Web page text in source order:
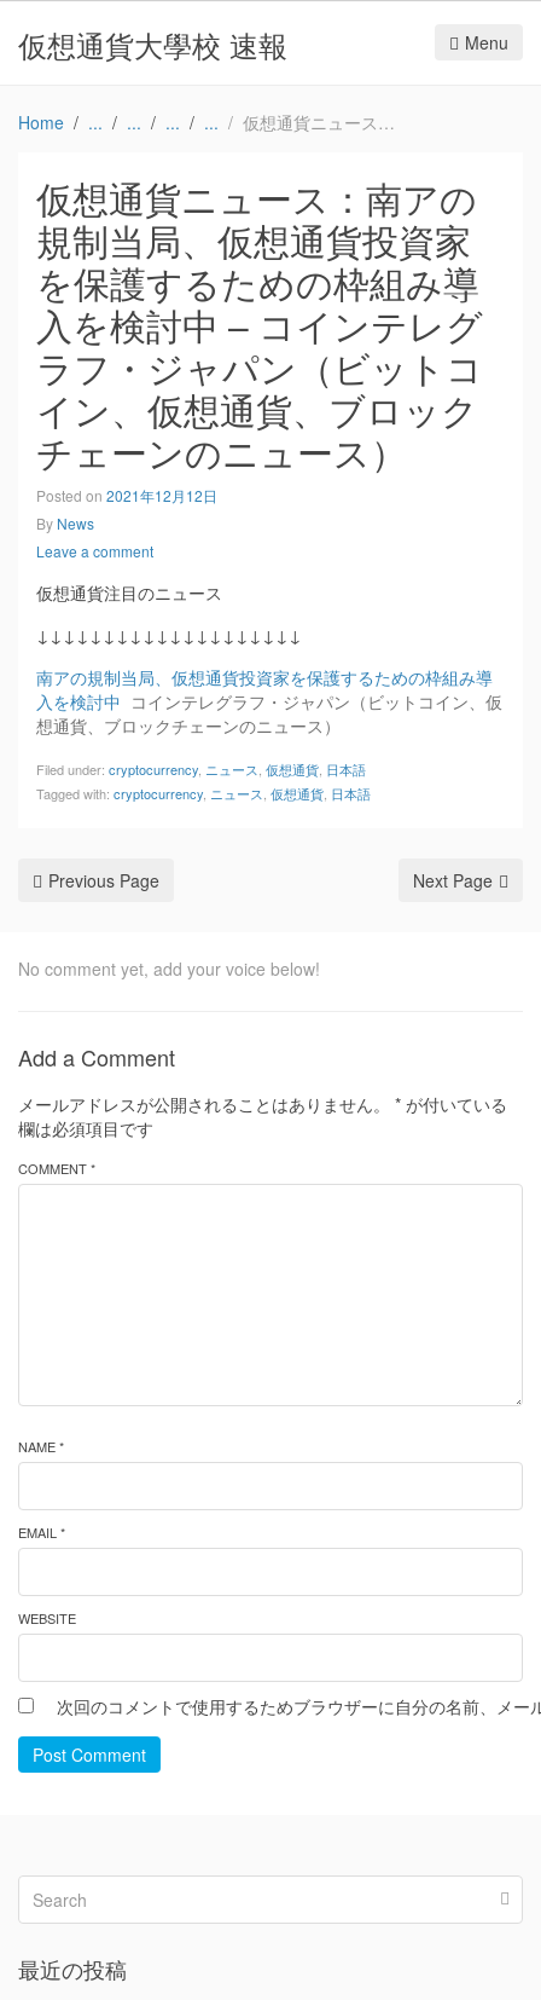
仮想通貨大學校 速報 Menu
Home 仮想通貨ニュース：南アの規制当局、仮想通貨投資家を保護するための枠組み導入を検討中 – コインテレグラフ・ジャパン（ビットコイン、仮想通貨、ブロックチェーンのニュース）
仮想通貨ニュース：南アの
規制当局、仮想通貨投資家
を保護するための枠組み導
入を検討中 – コインテレグ
ラフ・ジャパン（ビットコ
イン、仮想通貨、ブロック
チェーンのニュース）
Posted on 2021年12月12日
By News
Leave a comment
仮想通貨注目のニュース
↓↓↓↓↓↓↓↓↓↓↓↓↓↓↓↓↓↓↓↓
南アの規制当局、仮想通貨投資家を保護するための枠組み導
入を検討中 コインテレグラフ・ジャパン（ビットコイン、仮
想通貨、ブロックチェーンのニュース）
Filed under: cryptocurrency ニュース 仮想通貨 日本語
Tagged with: cryptocurrency ニュース 仮想通貨 日本語
Previous Page Next Page
No comment yet, add your voice below!
Add a Comment
メールアドレスが公開されることはありません。 * が付いている
欄は必須項目です
COMMENT *
NAME *
EMAIL *
WEBSITE
次回のコメントで使用するためブラウザーに自分の名前、メー
Post Comment
最近の投稿